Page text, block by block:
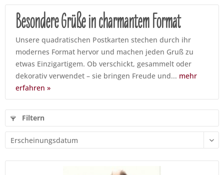
Besondere Grüße in charmantem Format
Unsere quadratischen Postkarten stechen durch ihr
modernes Format hervor und machen jeden Gruß zu
etwas Einzigartigem. Ob verschickt, gesammelt oder
dekorativ verwendet – sie bringen Freude und... mehr
erfahren »
Filtern